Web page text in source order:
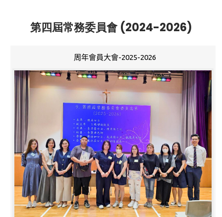
第四屆常務委員會 (2024-2026)
周年會員大會-2025-2026